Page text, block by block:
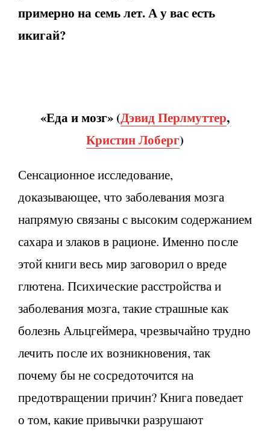
примерно на семь лет. А у вас есть
икигай?
«Еда и мозг» (Дэвид Перлмуттер,
Кристин Лоберг)
Сенсационное исследование,
доказывающее, что заболевания мозга
напрямую связаны с высоким содержанием
сахара и злаков в рационе. Именно после
этой книги весь мир заговорил о вреде
глютена. Психические расстройства и
заболевания мозга, такие страшные как
болезнь Альцгеймера, чрезвычайно трудно
лечить после их возникновения, так
почему бы не сосредоточится на
предотвращении причин? Книга поведает
о том, какие привычки разрушают